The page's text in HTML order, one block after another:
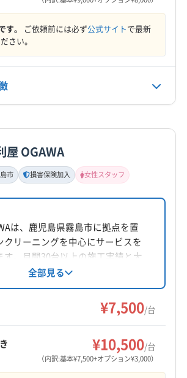
す。 ご依頼前には必ず公式サイトで最新
さい。
市
串木野市 阿久根市
宿市 鹿児島市 出水市
垂水市
姶良郡湧水町
土日祝9:00〜20:00
屋 OGAWA
市 損害保険加入 女性スタッフ
は、鹿児島県霧島市に拠点を置
クリーニングを中心にサービスを
す。月間30台以上の施工実績と大
の委託実績があり、確かな技術が
性スタッフが在籍しており、10日
良は無償で対応。土日祝日も営業
談も可能です。
全部見る
¥7,500/台
¥10,500/台
（内訳:基本¥7,500+オプション¥3,000）